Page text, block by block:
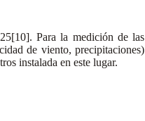
Para la medición de las
de viento, precipitaciones)
instalada en este lugar.